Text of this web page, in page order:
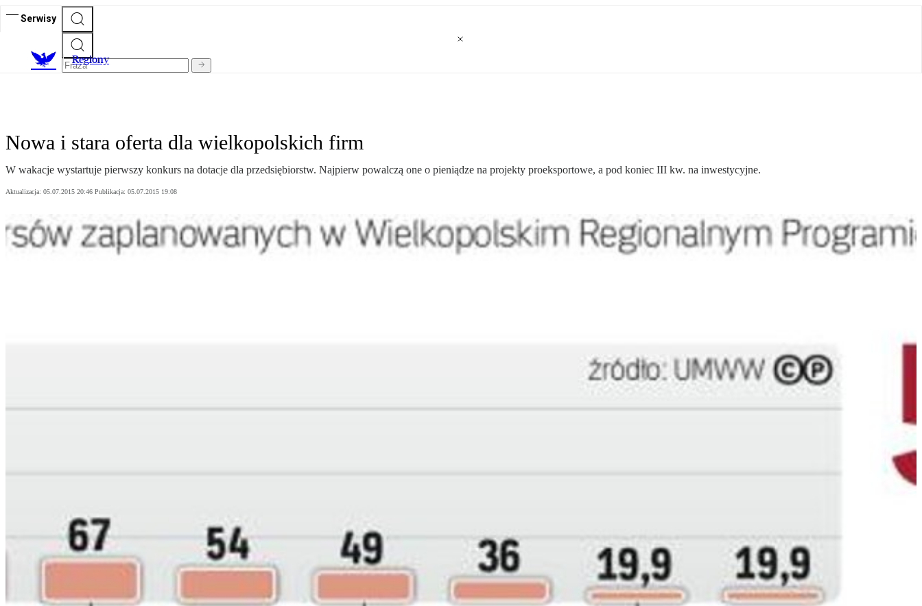
Serwisy
Regiony
Nowa i stara oferta dla wielkopolskich firm
W wakacje wystartuje pierwszy konkurs na dotacje dla przedsiębiorstw. Najpierw powalczą one o pieniądze na projekty proeksportowe, a pod koniec III kw. na inwestycyjne.
Aktualizacja: 05.07.2015 20:46 Publikacja: 05.07.2015 19:08